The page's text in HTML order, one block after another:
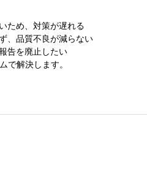
ため、対策が遅れる
、品質不良が減らない
告を廃止したい
で解決します。